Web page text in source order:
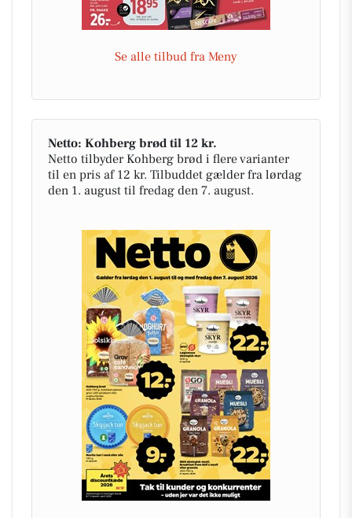
Se alle tilbud fra Meny
Netto: Kohberg brød til 12 kr.
Netto tilbyder Kohberg brød i flere varianter
til en pris af 12 kr. Tilbuddet gælder fra lørdag
den 1. august til fredag den 7. august.